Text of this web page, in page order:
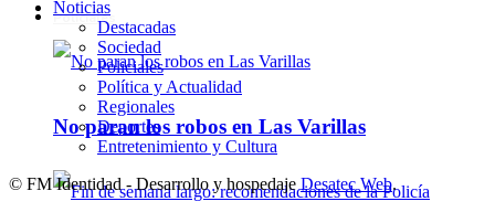
Policiales
No paran los robos en Las Varillas
Noticias
Destacadas
Sociedad
Policiales
Política y Actualidad
Regionales
Deportes
Entretenimiento y Cultura
© FM Identidad - Desarrollo y hospedaje Desatec Web.